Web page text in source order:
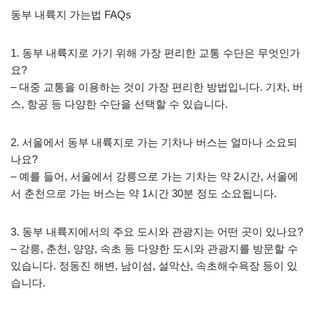
동부 내륙지 가는법 FAQs
1. 동부 내륙지로 가기 위해 가장 편리한 교통 수단은 무엇인가
요?
– 대중 교통을 이용하는 것이 가장 편리한 방법입니다. 기차, 버
스, 항공 등 다양한 수단을 선택할 수 있습니다.
2. 서울에서 동부 내륙지로 가는 기차나 버스는 얼마나 소요되
나요?
– 예를 들어, 서울에서 강릉으로 가는 기차는 약 2시간, 서울에
서 춘천으로 가는 버스는 약 1시간 30분 정도 소요됩니다.
3. 동부 내륙지에서의 주요 도시와 관광지는 어떤 곳이 있나요?
– 강릉, 춘천, 양양, 속초 등 다양한 도시와 관광지를 방문할 수
있습니다. 정동진 해변, 남이섬, 설악산, 속초해수욕장 등이 있
습니다.